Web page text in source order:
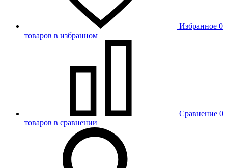
Избранное 0
товаров в избранном
Сравнение 0
товаров в сравнении